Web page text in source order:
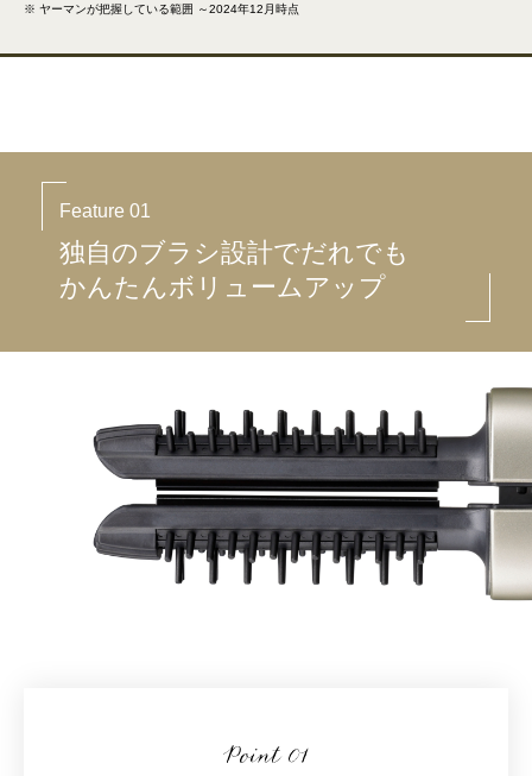
※ ヤーマンが把握している範囲 ～2024年12月時点
Feature 01
独自のブラシ設計でだれでも
かんたんボリュームアップ